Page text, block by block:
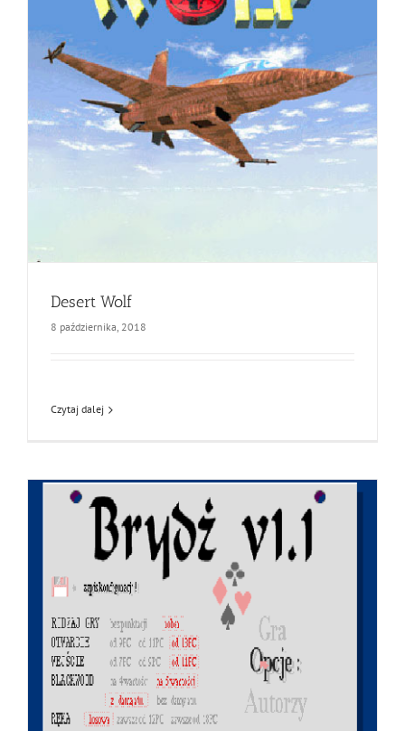
Desert Wolf
8 października, 2018
Czytaj dalej